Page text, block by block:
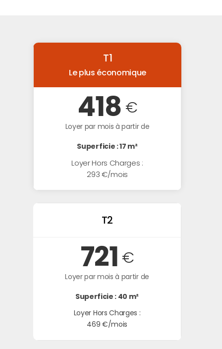
T1
Le plus économique
418 €
Loyer par mois à partir de
Superficie : 17 m²
Loyer Hors Charges :
293 €/mois
T2
721 €
Loyer par mois à partir de
Superficie : 40 m²
Loyer Hors Charges :
469 €/mois